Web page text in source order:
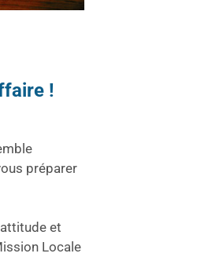
!
préparer
et
Locale